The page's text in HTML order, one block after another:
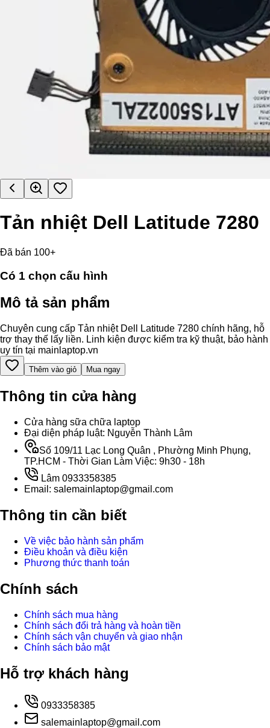
Tản nhiệt Dell Latitude 7280
Đã bán 100+
Có 1 chọn cấu hình
Mô tả sản phẩm
Chuyên cung cấp Tản nhiệt Dell Latitude 7280 chính hãng, hỗ
trợ thay thế lấy liền. Linh kiện được kiểm tra kỹ thuật, bảo hành
uy tín tại mainlaptop.vn
Thêm vào giỏ Mua ngay
Thông tin cửa hàng
Cửa hàng sữa chữa laptop
Đại diện pháp luật: Nguyễn Thành Lâm
Số 109/11 Lạc Long Quân , Phường Minh Phụng,
TP.HCM - Thời Gian Làm Việc: 9h30 - 18h
Lâm 0933358385
Email: salemainlaptop@gmail.com
Thông tin cần biết
Về việc bảo hành sản phẩm
Điều khoản và điều kiện
Phương thức thanh toán
Chính sách
Chính sách mua hàng
Chính sách đổi trả hàng và hoàn tiền
Chính sách vận chuyển và giao nhận
Chính sách bảo mật
Hỗ trợ khách hàng
0933358385
salemainlaptop@gmail.com